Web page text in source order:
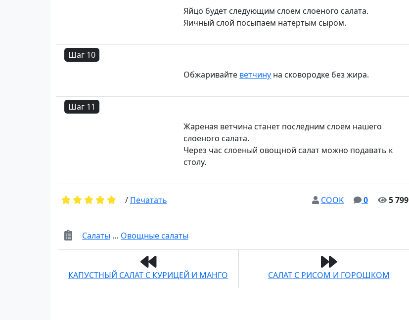
Яйцо будет следующим слоем слоеного салата.
Яичный слой посыпаем натёртым сыром.
Шаг 10
Обжаривайте ветчину на сковородке без жира.
Шаг 11
Жареная ветчина станет последним слоем нашего
слоеного салата.
Через час слоеный овощной салат можно подавать к
столу.
COOK 0 5 799
/ Печатать
Салаты … Овощные салаты
КАПУСТНЫЙ САЛАТ С КУРИЦЕЙ И МАНГО САЛАТ С РИСОМ И ГОРОШКОМ